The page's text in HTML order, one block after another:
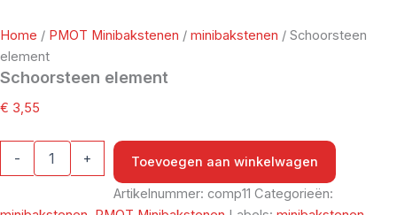
Home / PMOT Minibakstenen / minibakstenen / Schoorsteen
element
Schoorsteen element
€ 3,55
- +
Toevoegen aan winkelwagen
Artikelnummer:comp11Categorieën: